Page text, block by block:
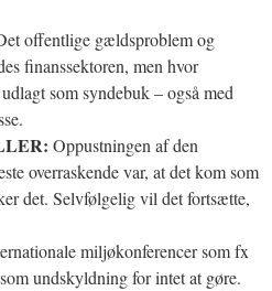
offentlige gældsproblem og
finanssektoren, men hvor
som syndebuk – også med
Oppustningen af den
overraskende var, at det kom som
det. Selvfølgelig vil det fortsætte,
miljøkonferencer som fx
undskyldning for intet at gøre.